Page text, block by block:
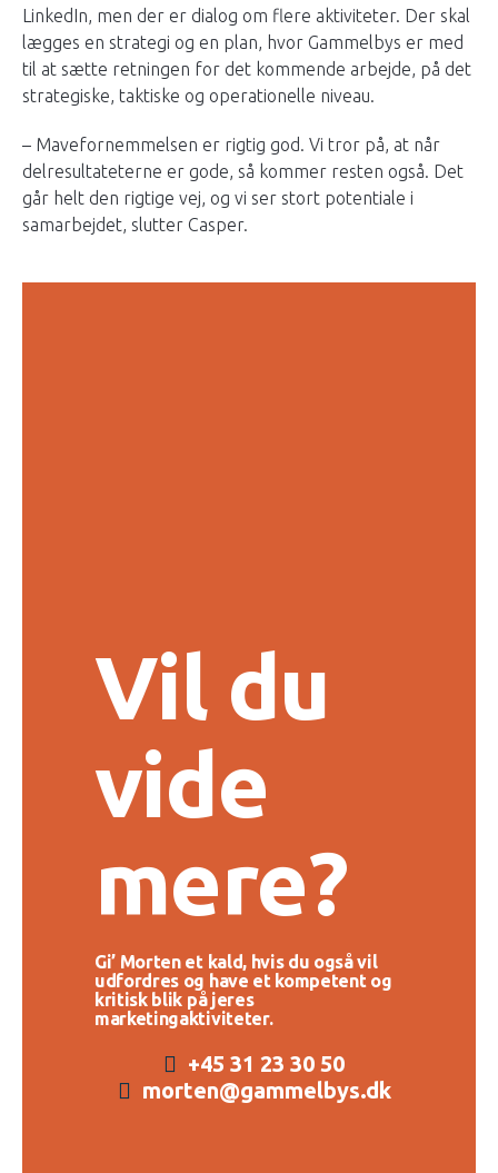
LinkedIn, men der er dialog om flere aktiviteter. Der skal
lægges en strategi og en plan, hvor Gammelbys er med
til at sætte retningen for det kommende arbejde, på det
strategiske, taktiske og operationelle niveau.
– Mavefornemmelsen er rigtig god. Vi tror på, at når
delresultateterne er gode, så kommer resten også. Det
går helt den rigtige vej, og vi ser stort potentiale i
samarbejdet, slutter Casper.
Vil du
vide
mere?
Gi’ Morten et kald, hvis du også vil
udfordres og have et kompetent og
kritisk blik på jeres
marketingaktiviteter.
+45 31 23 30 50
morten@gammelbys.dk